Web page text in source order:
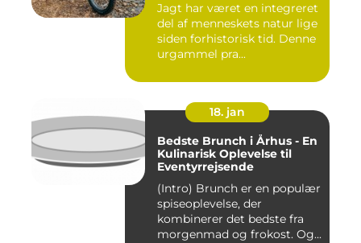
Jagt har været en integreret
del af menneskets natur lige
siden forhistorisk tid. Denne
urgammel pra...
18. jan
Bedste Brunch i Århus - En
Kulinarisk Oplevelse til
Eventyrrejsende
(Intro) Brunch er en populær
spiseoplevelse, der
kombinerer det bedste fra
morgenmad og frokost. Og...